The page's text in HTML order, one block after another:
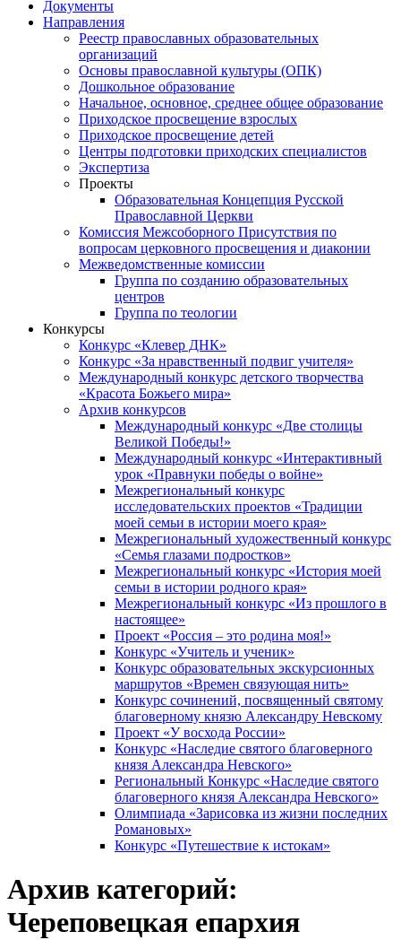
Документы
Направления
Реестр православных образовательных
организаций
Основы православной культуры (ОПК)
Дошкольное образование
Начальное, основное, среднее общее образование
Приходское просвещение взрослых
Приходское просвещение детей
Центры подготовки приходских специалистов
Экспертиза
Проекты
Образовательная Концепция Русской
Православной Церкви
Комиссия Межсоборного Присутствия по
вопросам церковного просвещения и диаконии
Межведомственные комиссии
Группа по созданию образовательных
центров
Группа по теологии
Конкурсы
Конкурс «Клевер ДНК»
Конкурс «За нравственный подвиг учителя»
Международный конкурс детского творчества
«Красота Божьего мира»
Архив конкурсов
Международный конкурс «Две столицы
Великой Победы!»
Международный конкурс «Интерактивный
урок «Правнуки победы о войне»
Межрегиональный конкурс
исследовательских проектов «Традиции
моей семьи в истории моего края»
Межрегиональный художественный конкурс
«Семья глазами подростков»
Межрегиональный конкурс «История моей
семьи в истории родного края»
Межрегиональный конкурс «Из прошлого в
настоящее»
Проект «Россия – это родина моя!»
Конкурс «Учитель и ученик»
Конкурс образовательных экскурсионных
маршрутов «Времен связующая нить»
Конкурс сочинений, посвященный святому
благоверному князю Александру Невскому
Проект «У восхода России»
Конкурс «Наследие святого благоверного
князя Александра Невского»
Региональный Конкурс «Наследие святого
благоверного князя Александра Невского»
Олимпиада «Зарисовка из жизни последних
Романовых»
Конкурс «Путешествие к истокам»
Архив категорий:
Череповецкая епархия